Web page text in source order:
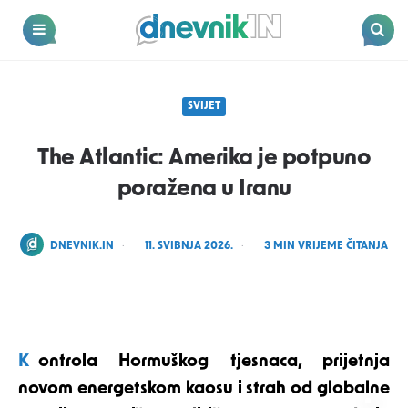
Dnevnik.in
SVIJET
The Atlantic: Amerika je potpuno
poražena u Iranu
POSTED
DNEVNIK.IN 11. SVIBNJA 2026. 3 MIN VRIJEME ČITANJA
Kontrola Hormuškog tjesnaca, prijetnja
novom energetskom kaosu i strah od globalne